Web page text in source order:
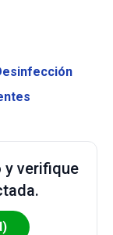
y verifique